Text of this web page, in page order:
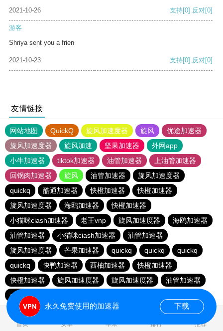
2021-10-26 支持[0] 反对[0]
游客
Shriya sent you a frien
2021-10-23 支持[0] 反对[0]
友情链接
网站地图 QuickQ 旋风加速度器 旋风
优途加速器
旋风加速度器
旋风加速 坚果加速器
外网app
小牛加速器
tiktok加速器 油管加速器
上油管加速器
回锅肉加速器
旋风 油管加速器
旋风加速度器
quickq
酷通加速器 快橙加速器
快橙加速器
旋风加速度器
海鸥加速器
快橙加速器
小猫咪ciash加速器
老王vnp 旋风加速度器
海鸥加速器
油管加速器
小猫咪ciash加速器
油管加速器
旋风加速度器
芒果加速器 quickq quickq
quickq
quickq
快鸭加速器 西柚加速器
快橙加速器
快橙加速器
旋风加速度器 旋风加速度器
油管加速器
quickq
首页 安卓 苹果 排行 推荐
永久免费使用的加速器 下载